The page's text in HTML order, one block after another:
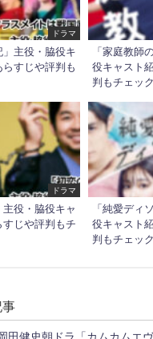
ドラマ
」主役・脇役キ
らすじや評判も
「家庭教師
役キャスト
判もチェック
ドラマ
主役・脇役キャ
すじや評判もチ
「純愛ディ
役キャスト
判もチェック
事
岡田健史朝ドラ「カムカムエ